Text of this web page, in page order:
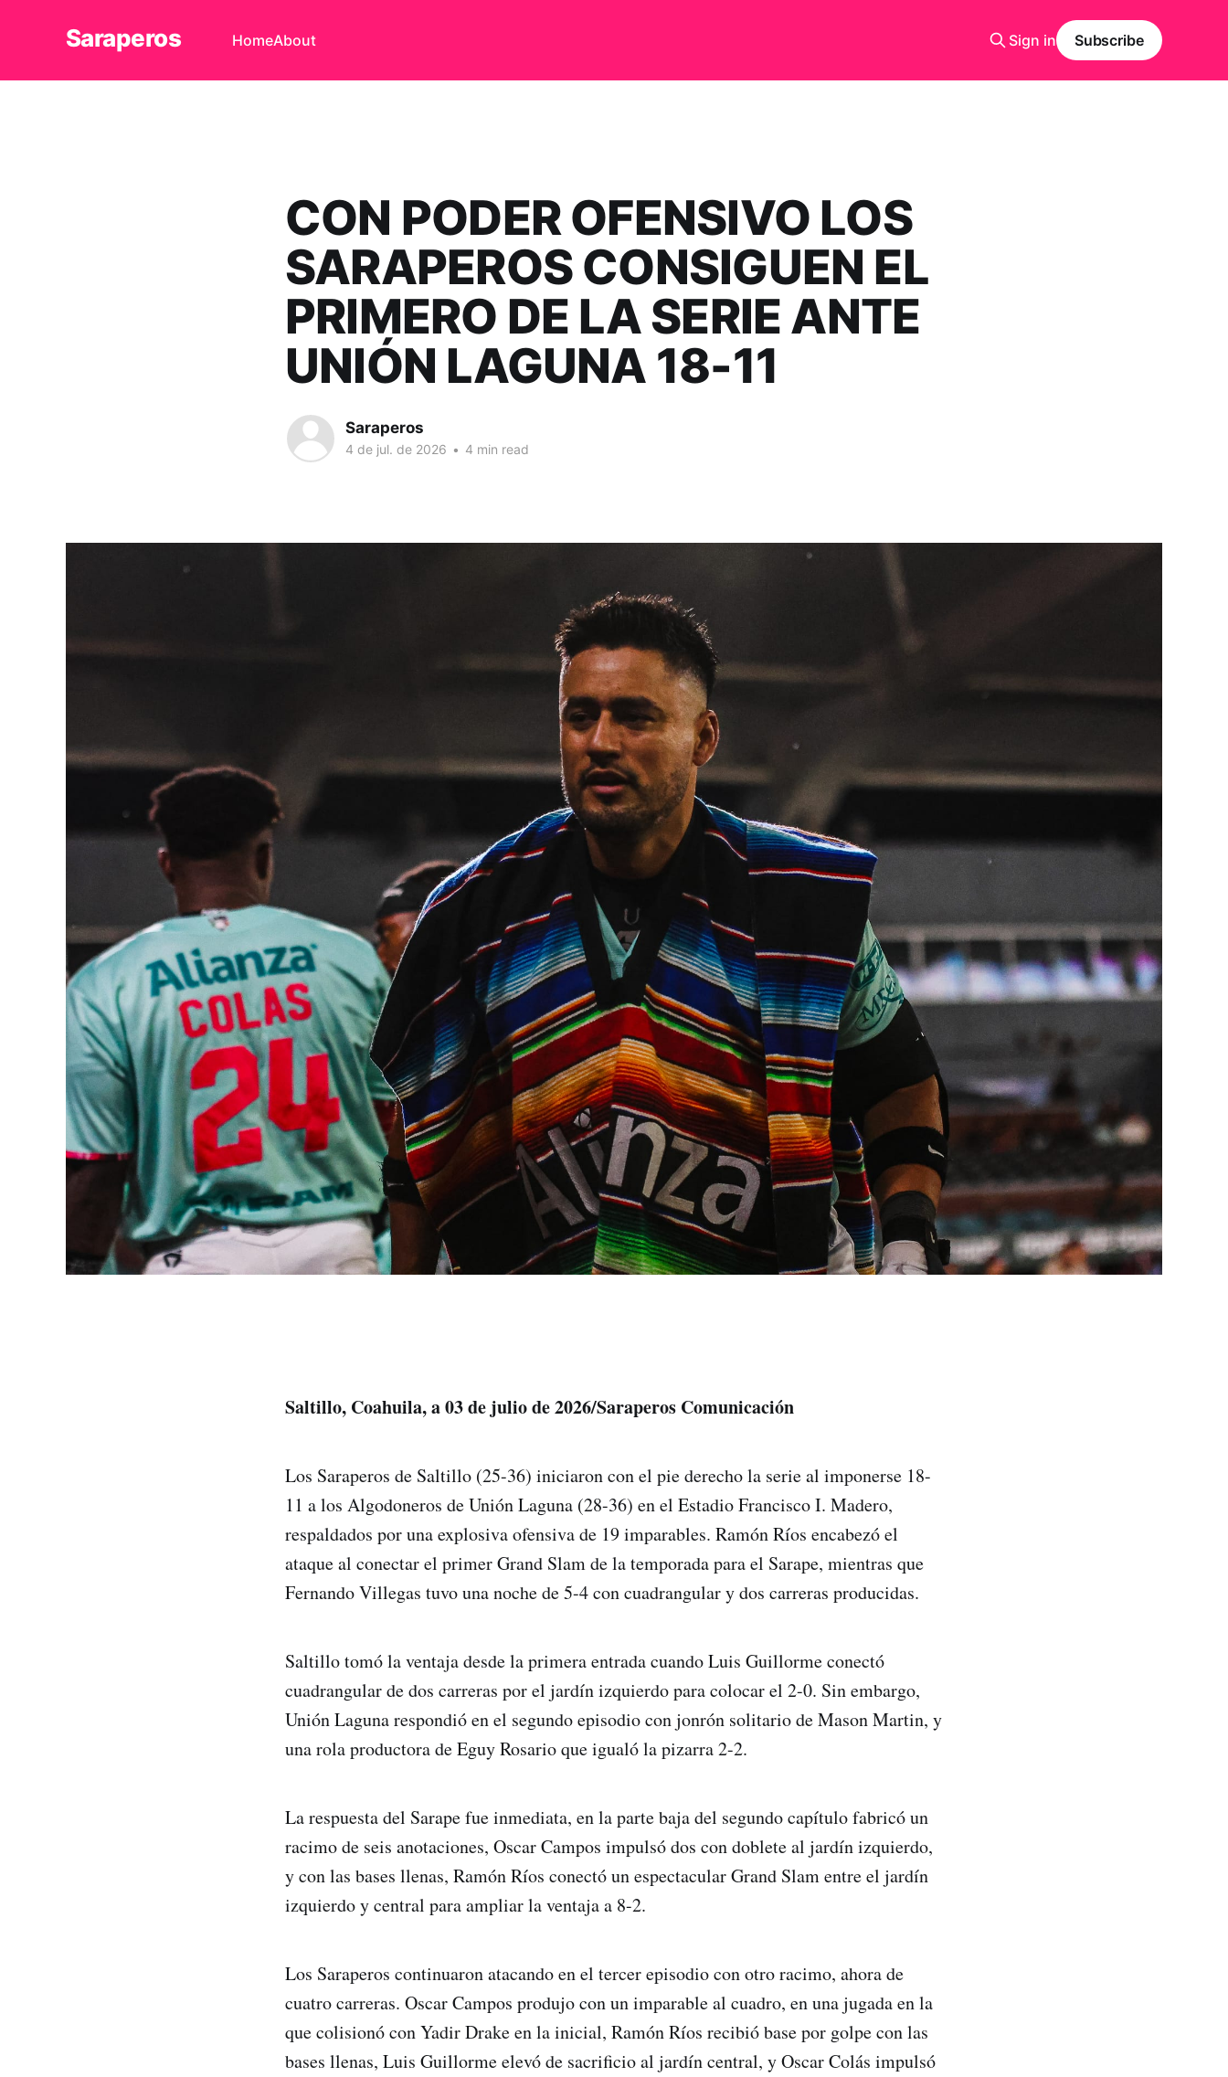
Saraperos HomeAbout Sign in Subscribe
CON PODER OFENSIVO LOS
SARAPEROS CONSIGUEN EL
PRIMERO DE LA SERIE ANTE
UNIÓN LAGUNA 18-11
Saraperos
4 de jul. de 2026 • 4 min read
Saltillo, Coahuila, a 03 de julio de 2026/Saraperos Comunicación
Los Saraperos de Saltillo (25-36) iniciaron con el pie derecho la serie al imponerse 18-
11 a los Algodoneros de Unión Laguna (28-36) en el Estadio Francisco I. Madero,
respaldados por una explosiva ofensiva de 19 imparables. Ramón Ríos encabezó el
ataque al conectar el primer Grand Slam de la temporada para el Sarape, mientras que
Fernando Villegas tuvo una noche de 5-4 con cuadrangular y dos carreras producidas.
Saltillo tomó la ventaja desde la primera entrada cuando Luis Guillorme conectó
cuadrangular de dos carreras por el jardín izquierdo para colocar el 2-0. Sin embargo,
Unión Laguna respondió en el segundo episodio con jonrón solitario de Mason Martin, y
una rola productora de Eguy Rosario que igualó la pizarra 2-2.
La respuesta del Sarape fue inmediata, en la parte baja del segundo capítulo fabricó un
racimo de seis anotaciones, Oscar Campos impulsó dos con doblete al jardín izquierdo,
y con las bases llenas, Ramón Ríos conectó un espectacular Grand Slam entre el jardín
izquierdo y central para ampliar la ventaja a 8-2.
Los Saraperos continuaron atacando en el tercer episodio con otro racimo, ahora de
cuatro carreras. Oscar Campos produjo con un imparable al cuadro, en una jugada en la
que colisionó con Yadir Drake en la inicial, Ramón Ríos recibió base por golpe con las
bases llenas, Luis Guillorme elevó de sacrificio al jardín central, y Oscar Colás impulsó